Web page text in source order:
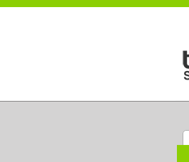
Direkt zum Inhalt